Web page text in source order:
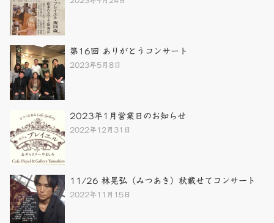
第16回 ありがとうコンサート
2023年5月8日
2023年1月営業日のお知らせ
2022年12月31日
11/26 林晃弘（みつあき）秋載せてコンサート
2022年11月15日